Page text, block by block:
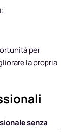
per
la propria
senza